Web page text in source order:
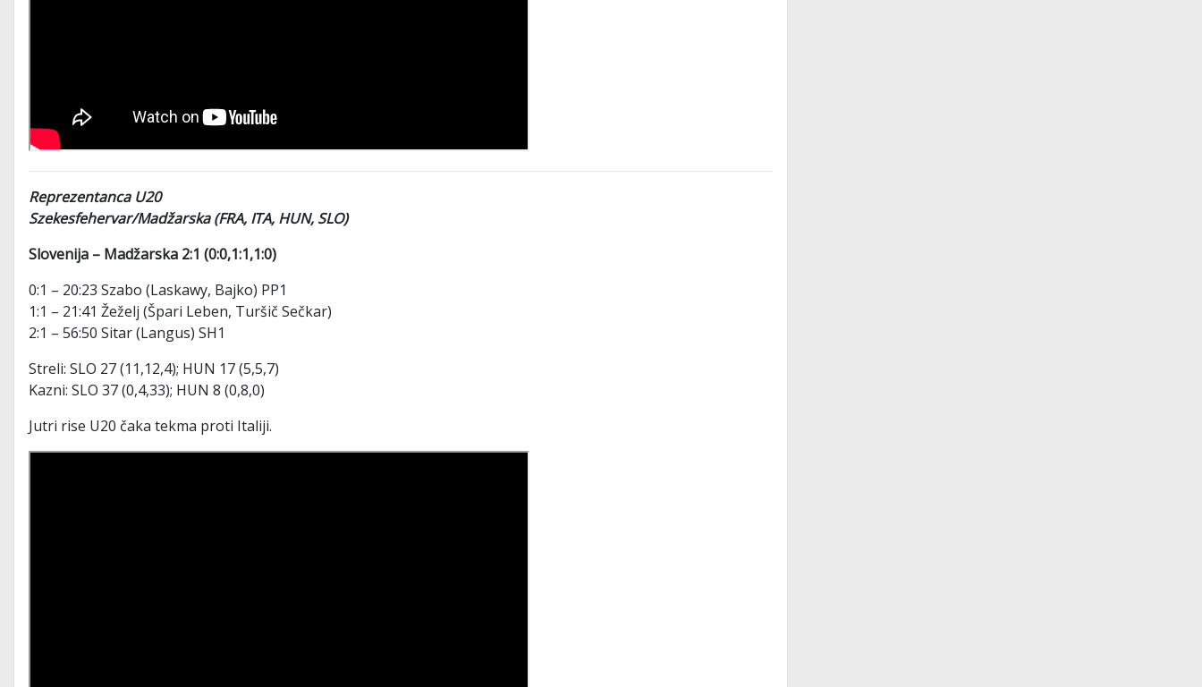
Reprezentanca U20
Szekesfehervar/Madžarska (FRA, ITA, HUN, SLO)
Slovenija – Madžarska 2:1 (0:0,1:1,1:0)
0:1 – 20:23 Szabo (Laskawy, Bajko) PP1
1:1 – 21:41 Žeželj (Špari Leben, Turšič Sečkar)
2:1 – 56:50 Sitar (Langus) SH1
Streli: SLO 27 (11,12,4); HUN 17 (5,5,7)
Kazni: SLO 37 (0,4,33); HUN 8 (0,8,0)
Jutri rise U20 čaka tekma proti Italiji.